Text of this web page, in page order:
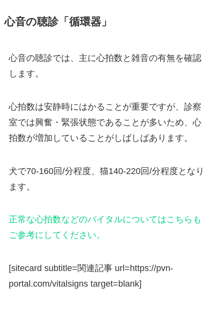
心音の聴診「循環器」
心音の聴診では、主に心拍数と雑音の有無を確認
します。
心拍数は安静時にはかることが重要ですが、診察
室では興奮・緊張状態であることが多いため、心
拍数が増加していることがしばしばあります。
犬で70-160回/分程度、猫140-220回/分程度となり
ます。
正常な心拍数などのバイタルについてはこちらも
ご参考にしてください。
[sitecard subtitle=関連記事 url=https://pvn-
portal.com/vitalsigns target=blank]